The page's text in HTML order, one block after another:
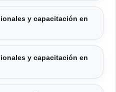
y capacitación en
y capacitación en